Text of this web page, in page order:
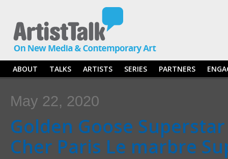
ABOUT TALKS ARTISTS SERIES PARTNERS
May 22, 2020
Golden Goose
Cher Paris Le marbre